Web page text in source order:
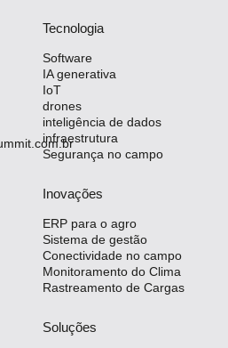
Tecnologia
Software
IA generativa
IoT
drones
inteligência de dados
infraestrutura
Segurança no campo
Inovações
ERP para o agro
Sistema de gestão
Conectividade no campo
Monitoramento do Clima
Rastreamento de Cargas
Soluções